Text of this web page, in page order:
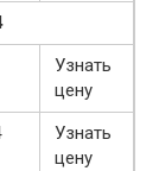
Узнать
цену
Узнать
цену